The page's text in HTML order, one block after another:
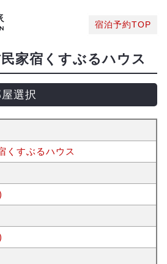
宿泊予約TOP
民家宿くすぶるハウス
選択
くすぶるハウス